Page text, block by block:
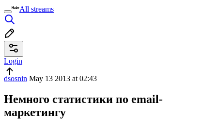
All streams
Login
dsosnin May 13 2013 at 02:43
Немного статистики по email-
маркетингу